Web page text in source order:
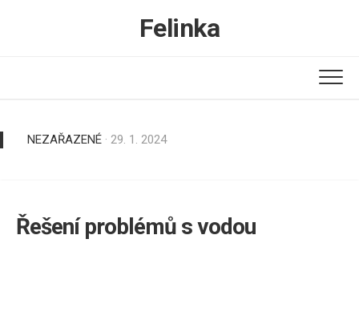
Felinka
NEZAŘAZENÉ · 29. 1. 2024
Řešení problémů s vodou